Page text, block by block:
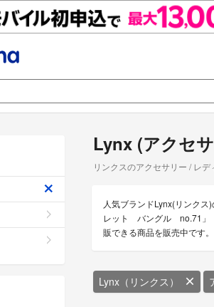
Lynx (アクセ
リンクスのアクセサリー / レデ
人気ブランドLynx(リンク
レット バングル no.71」
販できる商品を販売中です。
Lynx（リンクス）